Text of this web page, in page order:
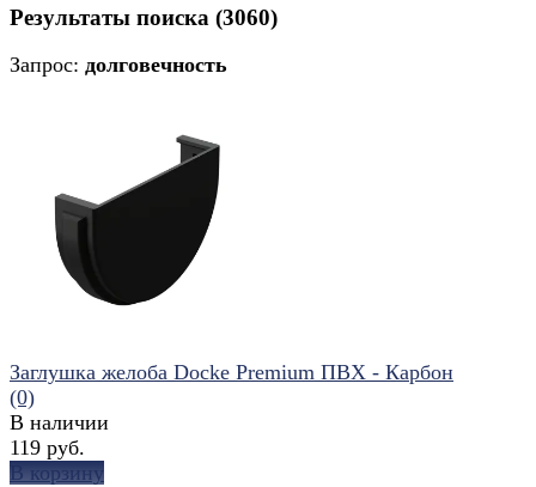
Результаты поиска (3060)
Запрос: долговечность
Заглушка желоба Docke Premium ПВХ - Карбон
(0)
В наличии
119 руб.
В корзину